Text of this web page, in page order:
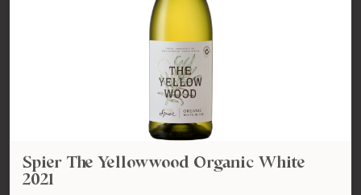
Spier The Yellowwood Organic White
2021